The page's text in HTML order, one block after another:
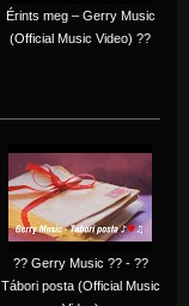
Érints meg – Gerry Music
(Official Music Video) ??
?? Gerry Music ?? - ??
Tábori posta (Official Music